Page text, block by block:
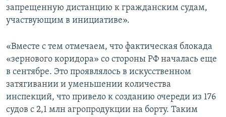
запрещенную дистанцию к гражданским судам,
участвующим в инициативе».
«Вместе с тем отмечаем, что фактическая блокада
«зернового коридора» со стороны РФ началась еще
в сентябре. Это проявлялось в искусственном
затягивании и уменьшении количества
инспекций, что привело к созданию очереди из 176
судов с 2,1 млн агропродукции на борту. Таким